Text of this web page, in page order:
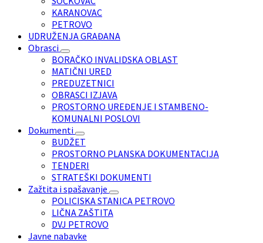
KARANOVAC
PETROVO
UDRUŽENJA GRAĐANA
Obrasci
BORAČKO INVALIDSKA OBLAST
MATIČNI URED
PREDUZETNICI
OBRASCI IZJAVA
PROSTORNO UREĐENJE I STAMBENO-
KOMUNALNI POSLOVI
Dokumenti
BUDŽET
PROSTORNO PLANSKA DOKUMENTACIJA
TENDERI
STRATEŠKI DOKUMENTI
Zažtita i spašavanje
POLICISKA STANICA PETROVO
LIČNA ZAŠTITA
DVJ PETROVO
Javne nabavke